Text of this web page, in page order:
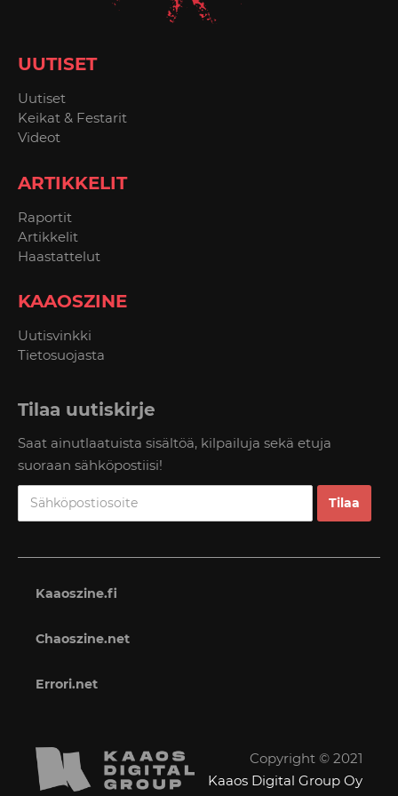
UUTISET
Uutiset
Keikat & Festarit
Videot
ARTIKKELIT
Raportit
Artikkelit
Haastattelut
KAAOSZINE
Uutisvinkki
Tietosuojasta
Tilaa uutiskirje
Saat ainutlaatuista sisältöä, kilpailuja sekä etuja
suoraan sähköpostiisi!
Kaaoszine.fi
Chaoszine.net
Errori.net
Copyright © 2021
Kaaos Digital Group Oy